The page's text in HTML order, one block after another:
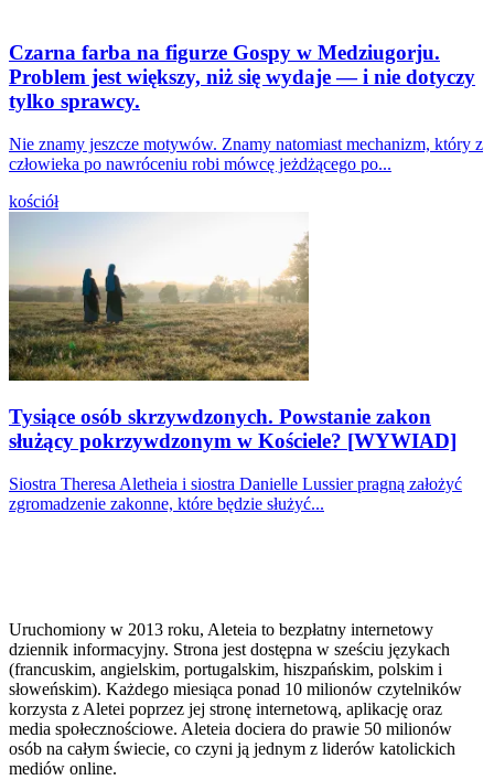
Czarna farba na figurze Gospy w Medziugorju.
Problem jest większy, niż się wydaje — i nie dotyczy
tylko sprawcy.
Nie znamy jeszcze motywów. Znamy natomiast mechanizm, który z
człowieka po nawróceniu robi mówcę jeżdżącego po...
kościół
Tysiące osób skrzywdzonych. Powstanie zakon
służący pokrzywdzonym w Kościele? [WYWIAD]
Siostra Theresa Aletheia i siostra Danielle Lussier pragną założyć
zgromadzenie zakonne, które będzie służyć...
Uruchomiony w 2013 roku, Aleteia to bezpłatny internetowy
dziennik informacyjny. Strona jest dostępna w sześciu językach
(francuskim, angielskim, portugalskim, hiszpańskim, polskim i
słoweńskim). Każdego miesiąca ponad 10 milionów czytelników
korzysta z Aletei poprzez jej stronę internetową, aplikację oraz
media społecznościowe. Aleteia dociera do prawie 50 milionów
osób na całym świecie, co czyni ją jednym z liderów katolickich
mediów online.